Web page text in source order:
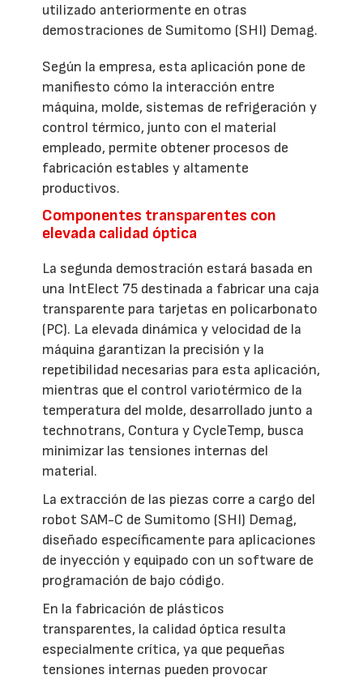
utilizado anteriormente en otras
demostraciones de Sumitomo (SHI) Demag.
Según la empresa, esta aplicación pone de
manifiesto cómo la interacción entre
máquina, molde, sistemas de refrigeración y
control térmico, junto con el material
empleado, permite obtener procesos de
fabricación estables y altamente
productivos.
Componentes transparentes con
elevada calidad óptica
La segunda demostración estará basada en
una IntElect 75 destinada a fabricar una caja
transparente para tarjetas en policarbonato
(PC). La elevada dinámica y velocidad de la
máquina garantizan la precisión y la
repetibilidad necesarias para esta aplicación,
mientras que el control variotérmico de la
temperatura del molde, desarrollado junto a
technotrans, Contura y CycleTemp, busca
minimizar las tensiones internas del
material.
La extracción de las piezas corre a cargo del
robot SAM-C de Sumitomo (SHI) Demag,
diseñado específicamente para aplicaciones
de inyección y equipado con un software de
programación de bajo código.
En la fabricación de plásticos
transparentes, la calidad óptica resulta
especialmente crítica, ya que pequeñas
tensiones internas pueden provocar